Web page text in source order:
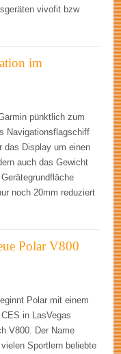
vivofit bzw
im
pünktlich zum
Navigationsflagschiff
das Display um einen
auch das Gewicht
noch 20mm reduziert
Polar V800
Polar mit einem
in LasVegas
V800. Der Name
Sportlern beliebte